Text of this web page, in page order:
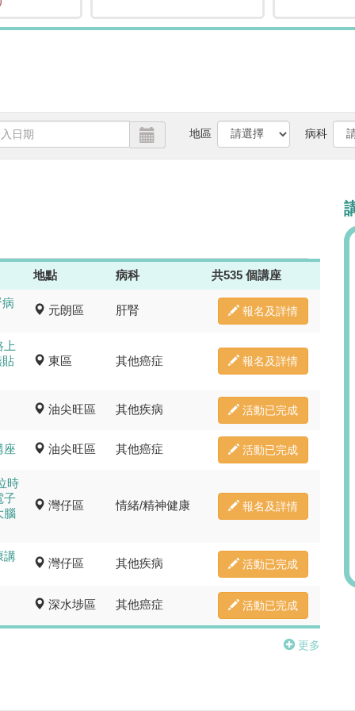
地區 病科
地點 病科 共535 個講座
元朗區 肝腎 報名及詳情
上
貼
東區 其他癌症 報名及詳情
油尖旺區 其他疾病 活動已完成
座 油尖旺區 其他癌症 活動已完成
時
子
腦
灣仔區 情緒/精神健康 報名及詳情
講
灣仔區 其他疾病 活動已完成
深水埗區 其他癌症 活動已完成
更多
腎病健康講座
日期:
2026年9月12日星期六
時間:
(時段A) 上午10時至
地點:
宴會廳 (新界天水圍天